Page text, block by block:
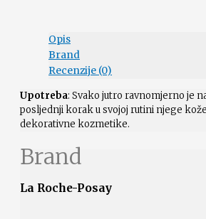
Opis
Brand
Recenzije (0)
Upotreba: Svako jutro ravnomjerno je
posljednji korak u svojoj rutini njege
dekorativne kozmetike.
Brand
La Roche-Posay